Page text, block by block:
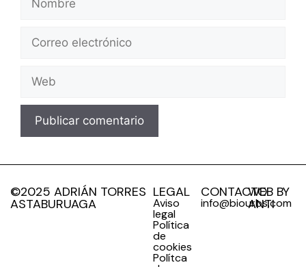
©2025 ADRIÁN TORRES
ASTABURUAGA
LEGAL
Aviso
legal
Política
de
cookies
Polítca
CONTACTO
info@biourbs.com
WEB BY
ANTI